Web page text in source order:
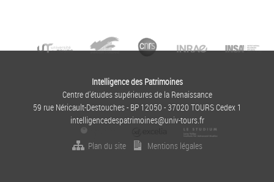
Intelligence des Patrimoines
Centre d'études supérieures de la Renaissance
59 rue Néricault-Destouches - BP 12050 - 37020 TOURS Cedex 1
intelligencedespatrimoines@univ-tours.fr
Plan du site Mentions légales